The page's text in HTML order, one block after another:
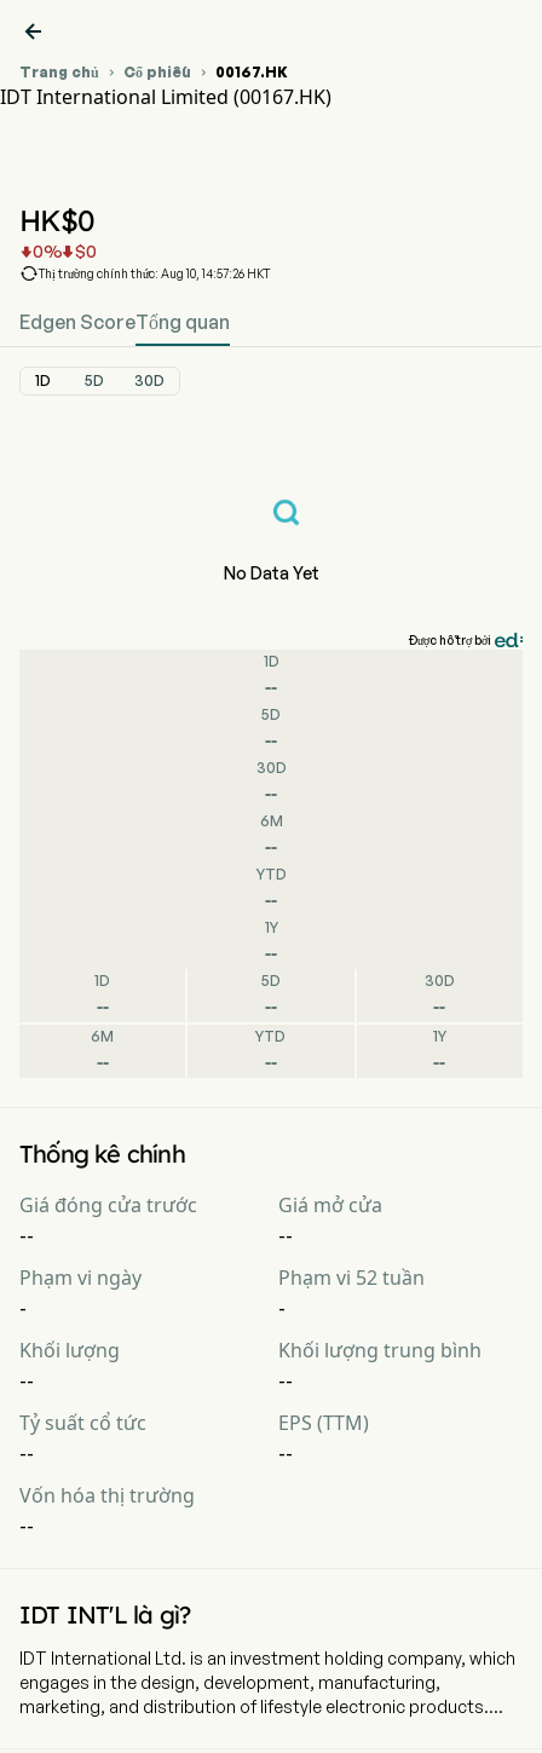

Trang chủ  Cổ phiếu  00167.HK
IDT International Limited (00167.HK)
HK$0
0% $0
Thị trường chính thức: Aug 10, 14:57:26 HKT
Edgen ScoreTổng quan
1D 5D 30D
No Data Yet
Được hỗ trợ bởi
1D
--
5D
--
30D
--
6M
--
YTD
--
1Y
--
1D
--
5D
--
30D
--
6M
--
YTD
--
1Y
--
Thống kê chính
Giá đóng cửa trước
--
Giá mở cửa
--
Phạm vi ngày
-
Phạm vi 52 tuần
-
Khối lượng
--
Khối lượng trung bình
--
Tỷ suất cổ tức
--
EPS (TTM)
--
Vốn hóa thị trường
--
IDT INT'L là gì?
IDT International Ltd. is an investment holding company, which
engages in the design, development, manufacturing,
marketing, and distribution of lifestyle electronic products.